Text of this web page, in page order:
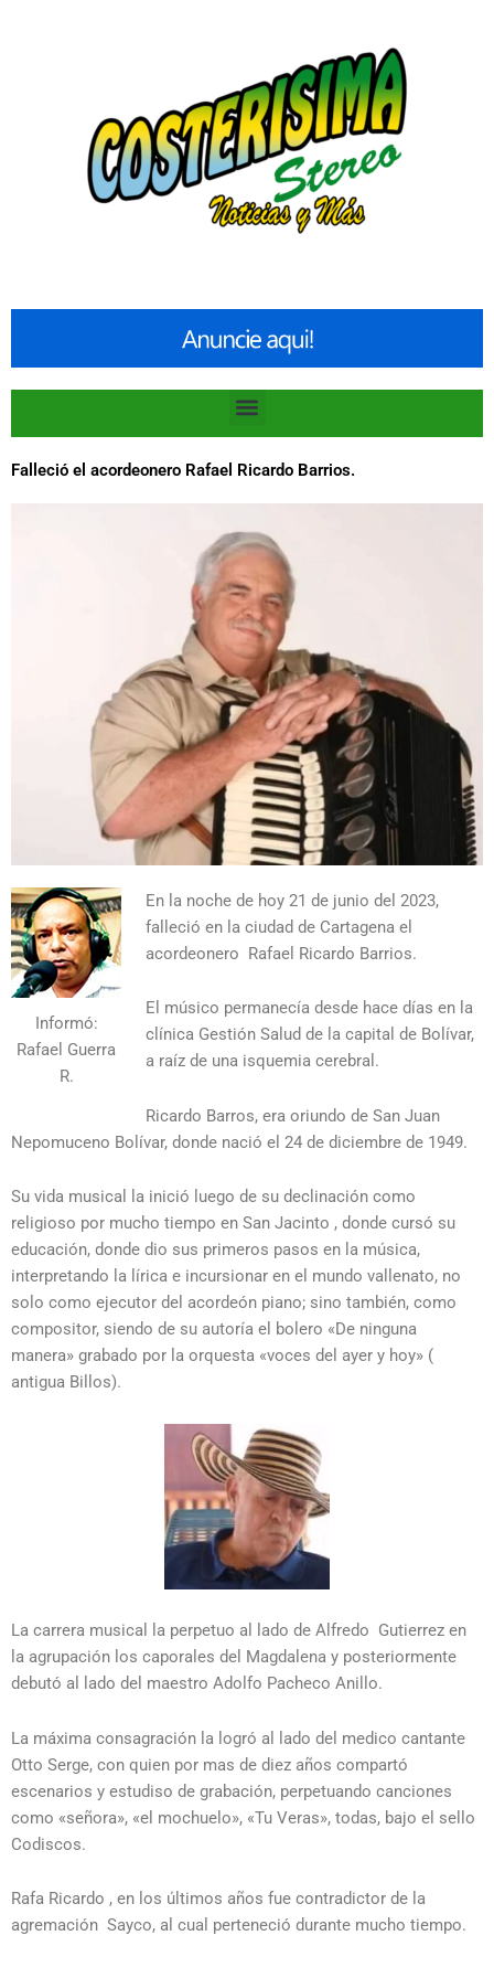
Menu
Falleció el acordeonero Rafael Ricardo Barrios.
Informó:
Rafael Guerra
R.
En la noche de hoy 21 de junio del 2023,
falleció en la ciudad de Cartagena el
acordeonero Rafael Ricardo Barrios.
El músico permanecía desde hace días en la
clínica Gestión Salud de la capital de Bolívar,
a raíz de una isquemia cerebral.
Ricardo Barros, era oriundo de San Juan
Nepomuceno Bolívar, donde nació el 24 de diciembre de 1949.
Su vida musical la inició luego de su declinación como
religioso por mucho tiempo en San Jacinto , donde cursó su
educación, donde dio sus primeros pasos en la música,
interpretando la lírica e incursionar en el mundo vallenato, no
solo como ejecutor del acordeón piano; sino también, como
compositor, siendo de su autoría el bolero «De ninguna
manera» grabado por la orquesta «voces del ayer y hoy» (
antigua Billos).
La carrera musical la perpetuo al lado de Alfredo Gutierrez en
la agrupación los caporales del Magdalena y posteriormente
debutó al lado del maestro Adolfo Pacheco Anillo.
La máxima consagración la logró al lado del medico cantante
Otto Serge, con quien por mas de diez años compartó
escenarios y estudiso de grabación, perpetuando canciones
como «señora», «el mochuelo», «Tu Veras», todas, bajo el sello
Codiscos.
Rafa Ricardo , en los últimos años fue contradictor de la
agremación Sayco, al cual perteneció durante mucho tiempo.